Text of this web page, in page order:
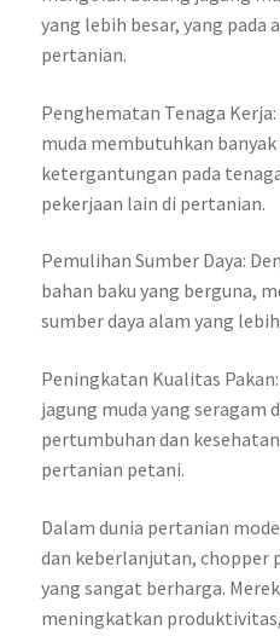
yang lebih besar, yang
pertanian.
Penghematan Tenaga
muda membutuhkan
ketergantungan pada
pekerjaan lain di pertanian.
Pemulihan Sumber Daya:
bahan baku yang berguna,
sumber daya alam yang
Peningkatan Kualitas
jagung muda yang seragam
pertumbuhan dan
pertanian petani.
Dalam dunia pertanian
dan keberlanjutan, chopper
yang sangat berharga.
meningkatkan